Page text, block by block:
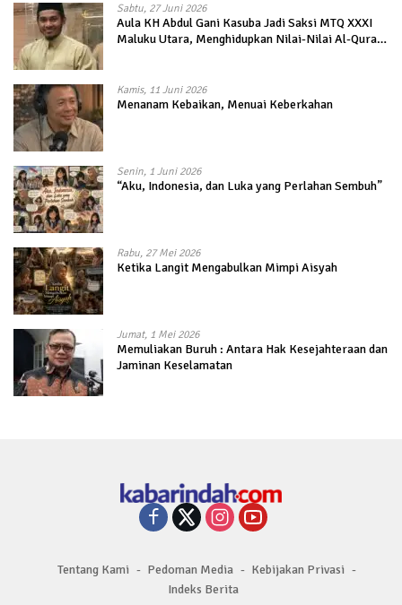
Sabtu, 27 Juni 2026
Aula KH Abdul Gani Kasuba Jadi Saksi MTQ XXXI
Maluku Utara, Menghidupkan Nilai-Nilai Al-Quran
Kamis, 11 Juni 2026
Menanam Kebaikan, Menuai Keberkahan
Senin, 1 Juni 2026
“Aku, Indonesia, dan Luka yang Perlahan Sembuh”
Rabu, 27 Mei 2026
Ketika Langit Mengabulkan Mimpi Aisyah
Jumat, 1 Mei 2026
Memuliakan Buruh : Antara Hak Kesejahteraan dan
Jaminan Keselamatan
Tentang Kami Pedoman Media
Kebijakan Privasi
Indeks Berita